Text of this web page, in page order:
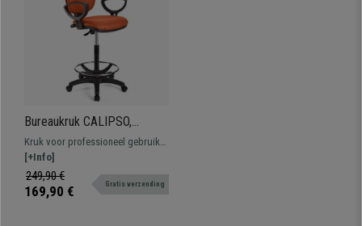
Bureaukruk CALIPSO,
Verstelbare Rugleuning,
Dikke Vulling, in Oranje
Leder
Kruk voor professioneel gebruik
bekleed met leder. Verstelbaar,
met voetsteun, resistent en
comfortabel.
[+Info]
249,90 €
169,90 € Gratis verzending